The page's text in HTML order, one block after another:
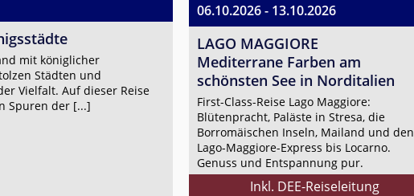
mit königlicher
Städten und
Vielfalt. Auf dieser Reise
Spuren der [...]
06.10.2026 - 13.10.2026
LAGO MAGGIORE
Mediterrane Farben am
schönsten See in Norditalien
First-Class-Reise Lago Maggiore:
Blütenpracht, Paläste in Stresa, die
Borromäischen Inseln, Mailand und den
Lago-Maggiore-Express bis Locarno.
Genuss und Entspannung pur.
Inkl. DEE-Reiseleitung